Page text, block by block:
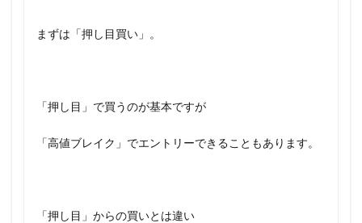
まずは「押し目買い」。
「押し目」で買うのが基本ですが
「高値ブレイク」でエントリーできることもあります。
「押し目」からの買いとは違い